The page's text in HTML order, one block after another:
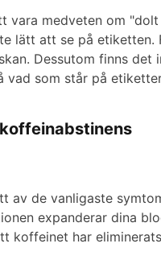
vara medveten om
lätt att se på
Dessutom finns
vad som står på
av de vanligaste
expanderar dina
koffeinet har